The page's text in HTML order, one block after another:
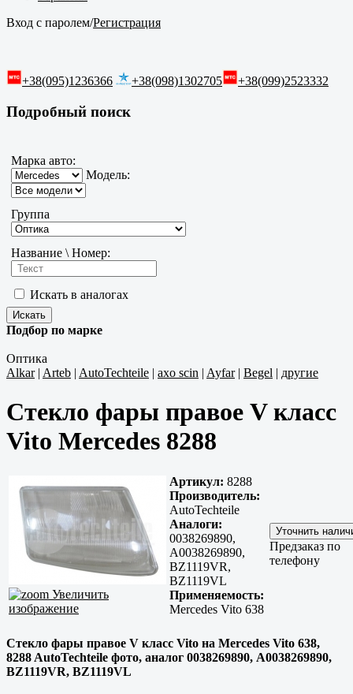
Вход с паролем/Регистрация
+38(095)1236366 +38(098)1302705 +38(099)2523332
Подробный поиск
Марка авто:
Модель:
Группа
Название \ Номер:
Искать в аналогах
Подбор по марке
Оптика
Alkar| Arteb | AutoTechteile | axo scin | Ayfar| Begel | другие
Стекло фары правое V класс
Vito Mercedes 8288
Увеличить
изображение
Артикул: 8288
Производитель:
AutoTechteile
Аналоги:
0038269890,
A0038269890,
BZ1119VR,
BZ1119VL
Применяемость:
Mercedes Vito 638
Предзаказ по
телефону
Стекло фары правое V класс Vito на Mercedes Vito 638,
8288 AutoTechteile фото, аналог 0038269890, A0038269890,
BZ1119VR, BZ1119VL